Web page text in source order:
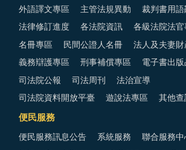
外語譯文專區 主管法規異動 裁判書用語
法律修訂進度 各法院資訊 各級法院法
名冊專區 民間公證人名冊 法人及夫妻
義務辯護專區 刑事補償專區 電子書出版
司法院公報 司法周刊 法治宣導
司法院資料開放平臺 遊說法專區 其他查
便民服務
便民服務訊息公告 系統服務 聯合服務中